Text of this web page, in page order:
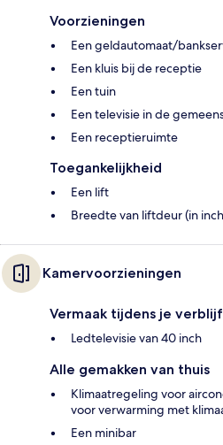
Voorzieningen
Een geldautomaat/
Een kluis bij de receptie
Een tuin
Een televisie in de
Een receptieruimte
Toegankelijkheid
Een lift
Breedte van liftdeur (in
Kamervoorzieningen
Vermaak tijdens je verblijf
Ledtelevisie van 40 inch
Alle gemakken van thuis
Klimaatregeling voor
voor verwarming met
Een minibar